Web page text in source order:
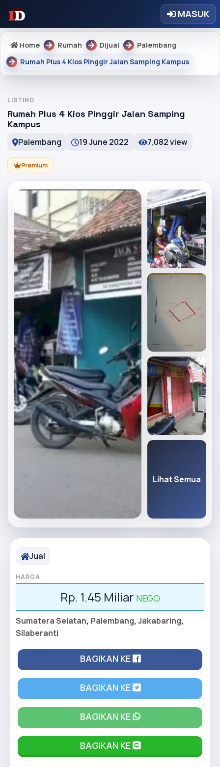
MASUK
Home Rumah Dijual
Palembang
Rumah Plus 4 Kios Pinggir Jalan Samping Kampus
LISTING
Rumah Plus 4 Kios Pinggir Jalan Samping
Kampus
Palembang 19 June 2022 7,082 view
Premium
Lihat Semua
Jual
HARGA
Rp. 1.45 Miliar NEGO
Sumatera Selatan, Palembang, Jakabaring,
Silaberanti
BAGIKAN KE
BAGIKAN KE
BAGIKAN KE
BAGIKAN KE